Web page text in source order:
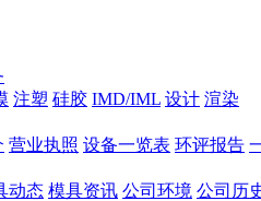
注塑 硅胶 IMD/IML 设计 渲染
营业执照 设备一览表 环评报告
动态 模具资讯 公司环境 公司历